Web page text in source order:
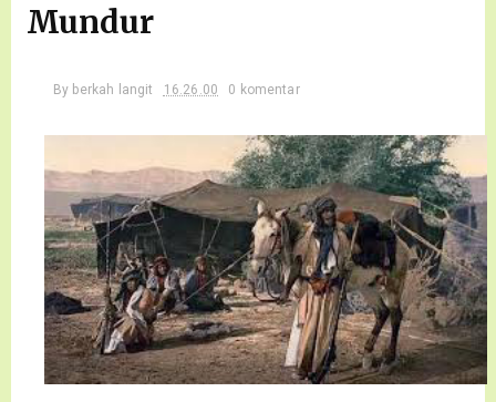
Mundur
By berkah langit 16.26.00 0 komentar